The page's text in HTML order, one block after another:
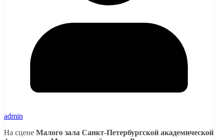
admin
На сцене Малого зала Санкт-Петербургской академической